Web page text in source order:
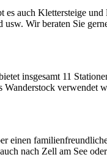
es auch Klettersteige
Wir beraten Sie
insgesamt 11
Wanderstock verwendet
einen
nach Zell am See